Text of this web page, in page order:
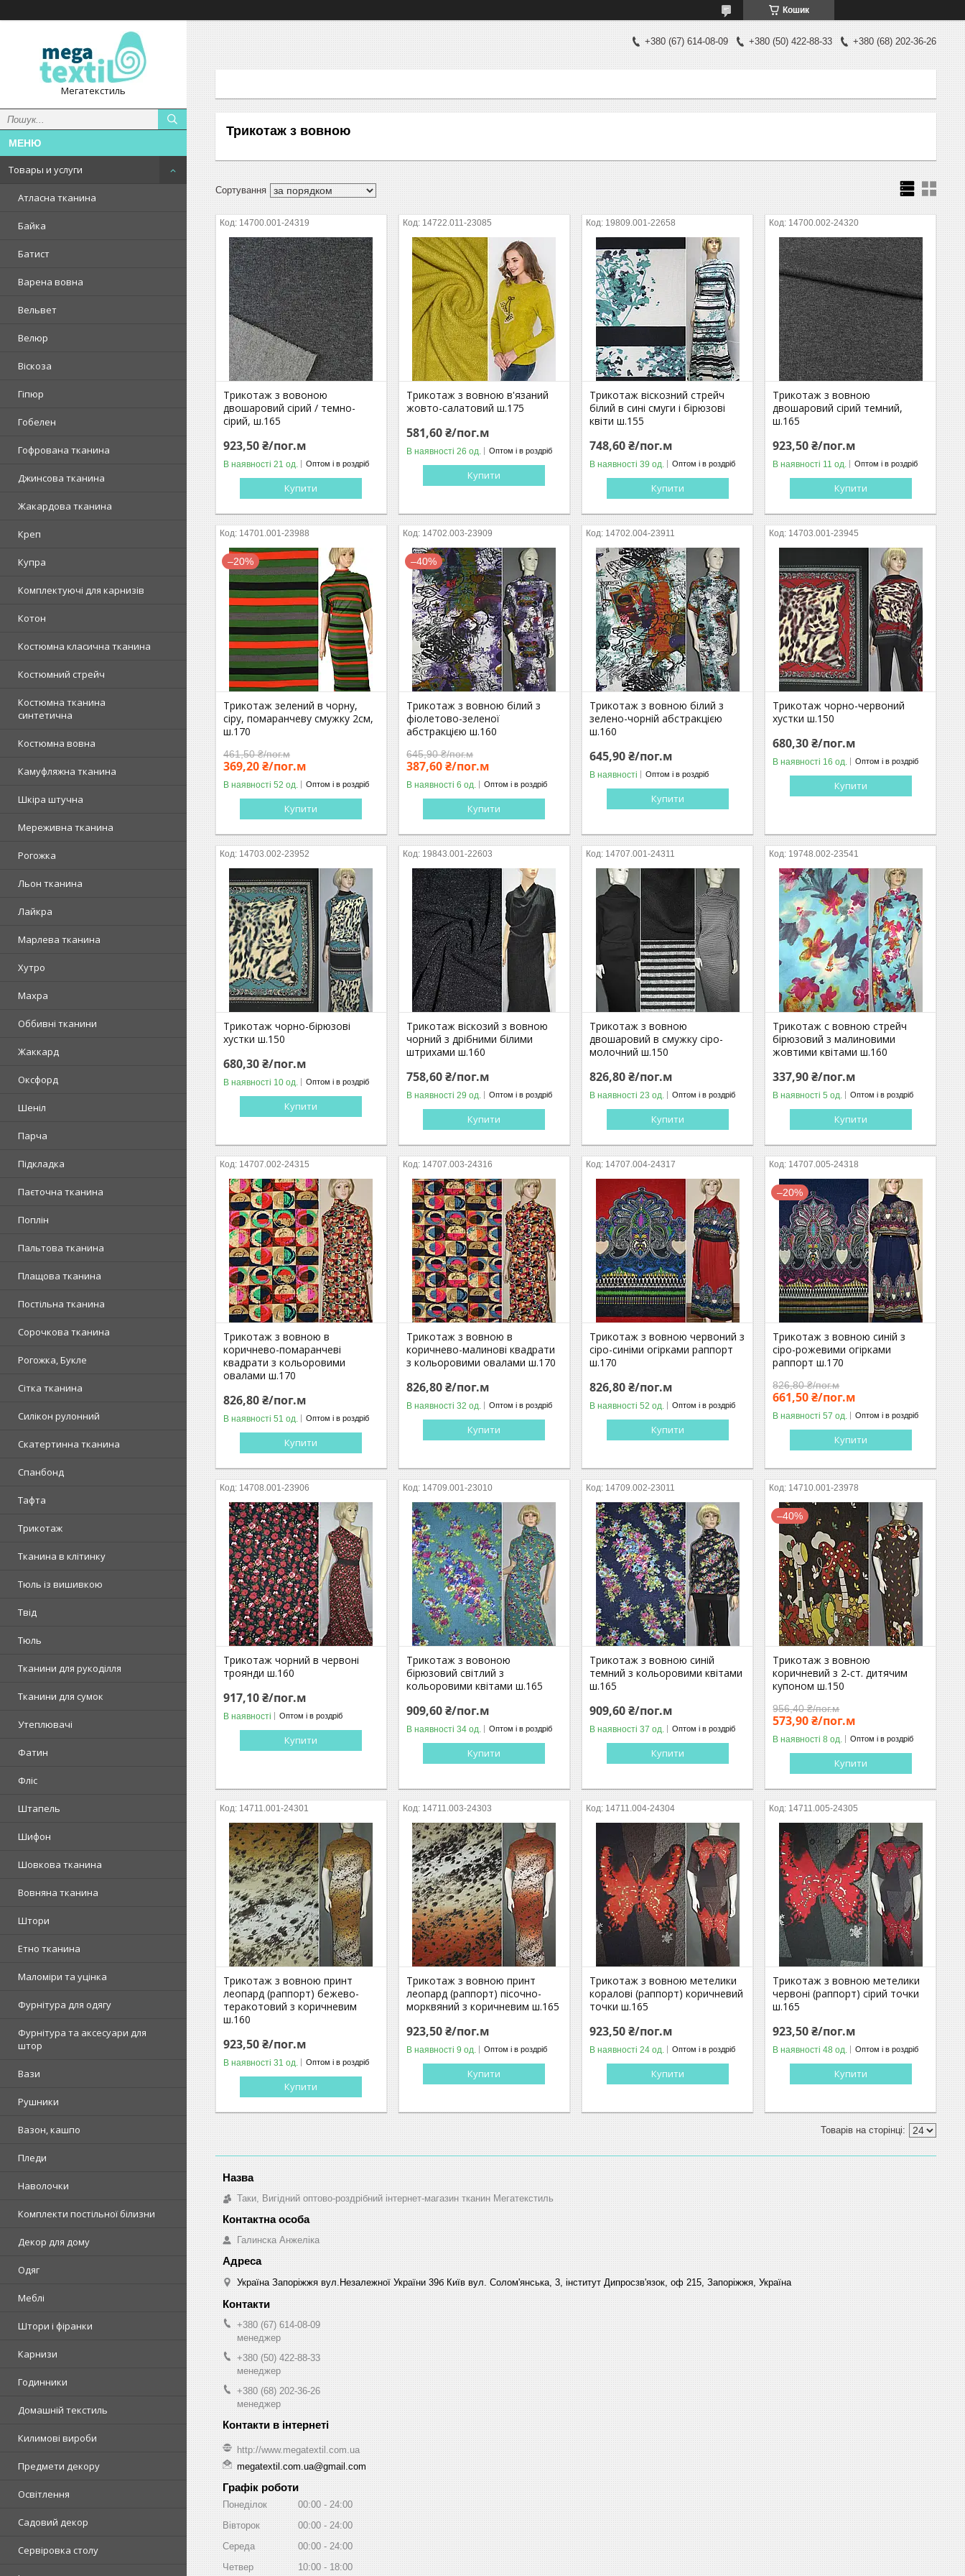
Кошик
Мегатекстиль
Товары и услуги
Атласна тканина
Байка
Батист
Варена вовна
Вельвет
Велюр
Віскоза
Гіпюр
Гобелен
Гофрована тканина
Джинсова тканина
Жакардова тканина
Креп
Купра
Комплектуючі для карнизів
Котон
Костюмна класична тканина
Костюмний стрейч
Костюмна тканина
синтетична
Костюмна вовна
Камуфляжна тканина
Шкіра штучна
Мереживна тканина
Рогожка
Льон тканина
Лайкра
Марлева тканина
Хутро
Махра
Оббивні тканини
Жаккард
Оксфорд
Шеніл
Парча
Підкладка
Паєточна тканина
Поплін
Пальтова тканина
Плащова тканина
Постільна тканина
Сорочкова тканина
Рогожка, Букле
Сітка тканина
Силікон рулонний
Скатертинна тканина
Спанбонд
Тафта
Трикотаж
Тканина в клітинку
Тюль із вишивкою
Твід
Тюль
Тканини для рукоділля
Тканини для сумок
Утеплювачі
Фатин
Фліс
Штапель
Шифон
Шовкова тканина
Вовняна тканина
Штори
Етно тканина
Маломіри та уцінка
Фурнітура для одягу
Фурнітура та аксесуари для
штор
Вази
Рушники
Вазон, кашпо
Пледи
Наволочки
Комплекти постільної білизни
Декор для дому
Одяг
Меблі
Штори і фіранки
Карнизи
Годинники
Домашній текстиль
Килимові вироби
Предмети декору
Освітлення
Садовий декор
Сервіровка столу
+380 (67) 614-08-09 +380 (50) 422-88-33 +380 (68) 202-36-26
Трикотаж з вовною
14700.001-24319
Трикотаж з вовоною
двошаровий сірий / темно-
сірий, ш.165
923,50 ₴/пог.м
В наявності 21 од. Оптом і в роздріб
Купити
14722.011-23085
Трикотаж з вовною в'язаний
жовто-салатовий ш.175
581,60 ₴/пог.м
В наявності 26 од. Оптом і в роздріб
Купити
19809.001-22658
Трикотаж віскозний стрейч
білий в сині смуги і бірюзові
квіти ш.155
748,60 ₴/пог.м
В наявності 39 од. Оптом і в роздріб
Купити
14700.002-24320
Трикотаж з вовною
двошаровий сірий темний,
ш.165
923,50 ₴/пог.м
В наявності 11 од. Оптом і в роздріб
Купити
14701.001-23988
–20%
Трикотаж зелений в чорну,
сіру, помаранчеву смужку 2см,
ш.170
461,50 ₴/пог.м
369,20 ₴/пог.м
В наявності 52 од. Оптом і в роздріб
Купити
14702.003-23909
–40%
Трикотаж з вовною білий з
фіолетово-зеленої
абстракцією ш.160
645,90 ₴/пог.м
387,60 ₴/пог.м
В наявності 6 од. Оптом і в роздріб
Купити
14702.004-23911
Трикотаж з вовною білий з
зелено-чорній абстракцією
ш.160
645,90 ₴/пог.м
В наявності Оптом і в роздріб
Купити
14703.001-23945
Трикотаж чорно-червоний
хустки ш.150
680,30 ₴/пог.м
В наявності 16 од. Оптом і в роздріб
Купити
14703.002-23952
Трикотаж чорно-бірюзові
хустки ш.150
680,30 ₴/пог.м
В наявності 10 од. Оптом і в роздріб
Купити
19843.001-22603
Трикотаж віскозий з вовною
чорний з дрібними білими
штрихами ш.160
758,60 ₴/пог.м
В наявності 29 од. Оптом і в роздріб
Купити
14707.001-24311
Трикотаж з вовною
двошаровий в смужку сіро-
молочний ш.150
826,80 ₴/пог.м
В наявності 23 од. Оптом і в роздріб
Купити
19748.002-23541
Трикотаж c вовною стрейч
бірюзовий з малиновими
жовтими квітами ш.160
337,90 ₴/пог.м
В наявності 5 од. Оптом і в роздріб
Купити
14707.002-24315
Трикотаж з вовною в
коричнево-помаранчеві
квадрати з кольоровими
овалами ш.170
826,80 ₴/пог.м
В наявності 51 од. Оптом і в роздріб
Купити
14707.003-24316
Трикотаж з вовною в
коричнево-малинові квадрати
з кольоровими овалами ш.170
826,80 ₴/пог.м
В наявності 32 од. Оптом і в роздріб
Купити
14707.004-24317
Трикотаж з вовною червоний з
сіро-синіми огірками раппорт
ш.170
826,80 ₴/пог.м
В наявності 52 од. Оптом і в роздріб
Купити
14707.005-24318
–20%
Трикотаж з вовною синій з
сіро-рожевими огірками
раппорт ш.170
826,80 ₴/пог.м
661,50 ₴/пог.м
В наявності 57 од. Оптом і в роздріб
Купити
14708.001-23906
Трикотаж чорний в червоні
троянди ш.160
917,10 ₴/пог.м
В наявності Оптом і в роздріб
Купити
14709.001-23010
Трикотаж з вовоною
бірюзовий світлий з
кольоровими квітами ш.165
909,60 ₴/пог.м
В наявності 34 од. Оптом і в роздріб
Купити
14709.002-23011
Трикотаж з вовною синій
темний з кольоровими квітами
ш.165
909,60 ₴/пог.м
В наявності 37 од. Оптом і в роздріб
Купити
14710.001-23978
–40%
Трикотаж з вовною
коричневий з 2-ст. дитячим
купоном ш.150
956,40 ₴/пог.м
573,90 ₴/пог.м
В наявності 8 од. Оптом і в роздріб
Купити
14711.001-24301
Трикотаж з вовною принт
леопард (раппорт) бежево-
теракотовий з коричневим
ш.160
923,50 ₴/пог.м
В наявності 31 од. Оптом і в роздріб
Купити
14711.003-24303
Трикотаж з вовною принт
леопард (раппорт) пісочно-
морквяний з коричневим ш.165
923,50 ₴/пог.м
В наявності 9 од. Оптом і в роздріб
Купити
14711.004-24304
Трикотаж з вовною метелики
коралові (раппорт) коричневий
точки ш.165
923,50 ₴/пог.м
В наявності 24 од. Оптом і в роздріб
Купити
14711.005-24305
Трикотаж з вовною метелики
червоні (раппорт) сірий точки
ш.165
923,50 ₴/пог.м
В наявності 48 од. Оптом і в роздріб
Купити
Таки, Вигідний оптово-роздрібний інтернет-магазин тканин Мегатекстиль
Галинска Анжеліка
Україна Запоріжжя вул.Незалежної України 39б Київ вул. Солом'янська, 3, інститут Дипросзв'язок, оф 215, Запоріжжя, Україна
+380 (67) 614-08-09
менеджер
+380 (50) 422-88-33
менеджер
+380 (68) 202-36-26
менеджер
http://www.megatextil.com.ua
megatextil.com.ua@gmail.com
Графік роботи
Понеділок 00:00
24:00
Вівторок
00:00
24:00
Середа
00:00
24:00
Четвер
10:00 18:00